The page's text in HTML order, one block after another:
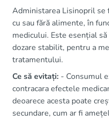
Administarea Lisinopril se
cu sau fără alimente, în
medicului. Este esențial
dozare stabilit, pentru a
tratamentului.
Ce să evitați: - Consumul
contracara efectele
deoarece acesta poate
secundare, cum ar fi